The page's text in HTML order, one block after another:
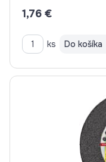
1,76 €
ks Do košíka